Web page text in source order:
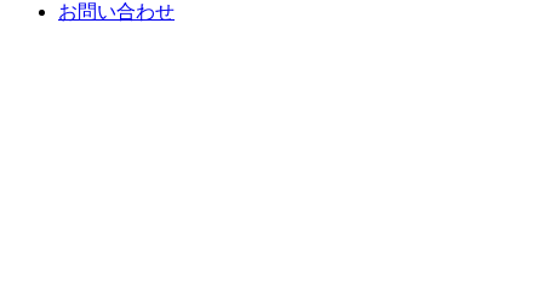
お問い合わせ